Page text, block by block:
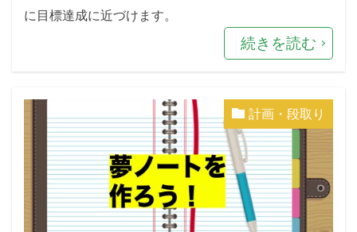
に目標達成に近づけます。
続きを読む
計画・段取り